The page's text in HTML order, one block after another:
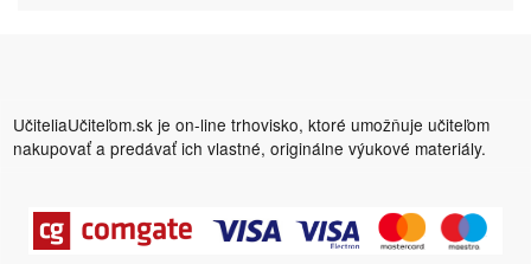
UčiteliaUčiteľom.sk je on-line trhovisko, ktoré umožňuje učiteľom
nakupovať a predávať ich vlastné, originálne výukové materiály.